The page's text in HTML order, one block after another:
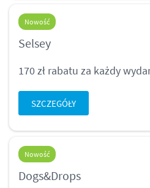
Nowość
Selsey
170 zł rabatu za każdy
SZCZEGÓŁY
Nowość
Dogs&Drops